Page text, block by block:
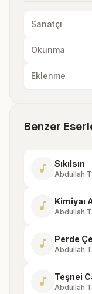
Sanatçı
Okunma
Eklenme
Benzer
music_note Sıkılsın
Abdullah
music_note Kimiyaı
Abdullah
music_note Perde
Abdullah
music_note Teşnei
Abdullah